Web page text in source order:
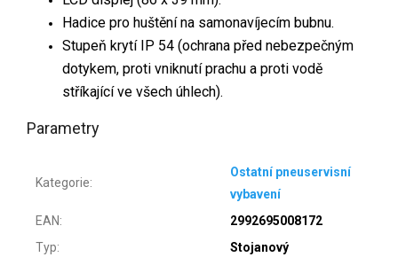
Hadice pro huštění na samonavíjecím bubnu.
Stupeň krytí IP 54 (ochrana před nebezpečným
dotykem, proti vniknutí prachu a proti vodě
stříkající ve všech úhlech).
Parametry
Kategorie:
Ostatní pneuservisní
vybavení
EAN:
2992695008172
Typ:
Stojanový